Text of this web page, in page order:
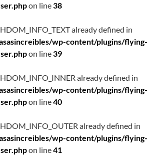
on line38
already defined in
wp-content/plugins/flying-
on line39
already defined in
wp-content/plugins/flying-
on line40
already defined in
wp-content/plugins/flying-
on line41